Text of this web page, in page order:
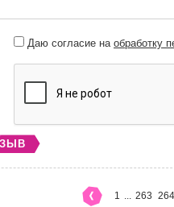
Даю согласие на обработку
1 ... 263 264